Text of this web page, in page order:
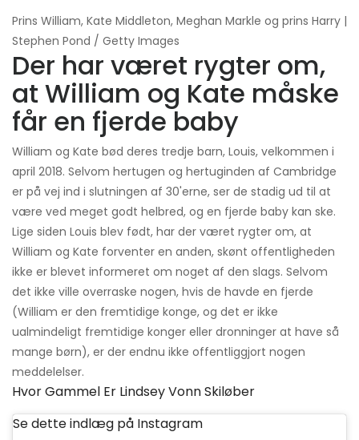
Prins William, Kate Middleton, Meghan Markle og prins Harry |
Stephen Pond / Getty Images
Der har været rygter om,
at William og Kate måske
får en fjerde baby
William og Kate bød deres tredje barn, Louis, velkommen i
april 2018. Selvom hertugen og hertuginden af ​​Cambridge
er på vej ind i slutningen af ​​30'erne, ser de stadig ud til at
være ved meget godt helbred, og en fjerde baby kan ske.
Lige siden Louis blev født, har der været rygter om, at
William og Kate forventer en anden, skønt offentligheden
ikke er blevet informeret om noget af den slags. Selvom
det ikke ville overraske nogen, hvis de havde en fjerde
(William er den fremtidige konge, og det er ikke
ualmindeligt fremtidige konger eller dronninger at have så
mange børn), er der endnu ikke offentliggjort nogen
meddelelser.
Hvor Gammel Er Lindsey Vonn Skiløber
Se dette indlæg på Instagram